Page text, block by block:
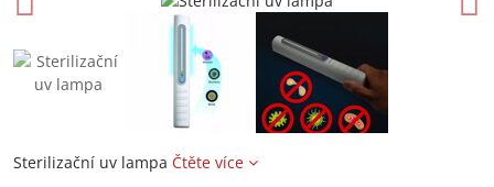
Sterilizační uv lampa Čtěte více